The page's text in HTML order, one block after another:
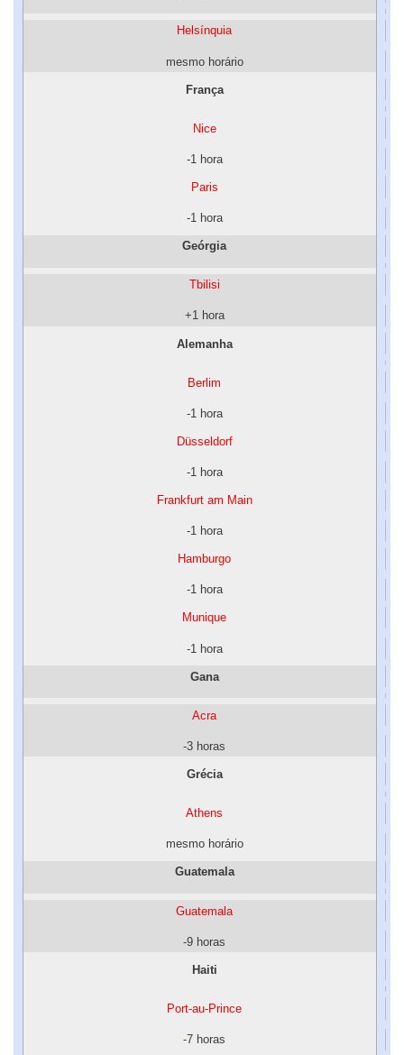
Helsínquia
mesmo horário
França
Nice
-1 hora
Paris
-1 hora
Geórgia
Tbilisi
+1 hora
Alemanha
Berlim
-1 hora
Düsseldorf
-1 hora
Frankfurt am Main
-1 hora
Hamburgo
-1 hora
Munique
-1 hora
Gana
Acra
-3 horas
Grécia
Athens
mesmo horário
Guatemala
Guatemala
-9 horas
Haiti
Port-au-Prince
-7 horas